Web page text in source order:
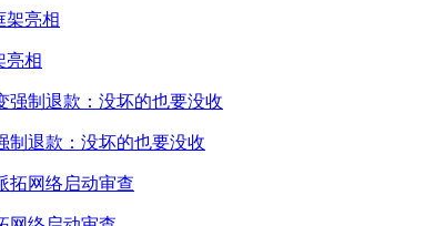
亮相
制退款：没坏的也要没收